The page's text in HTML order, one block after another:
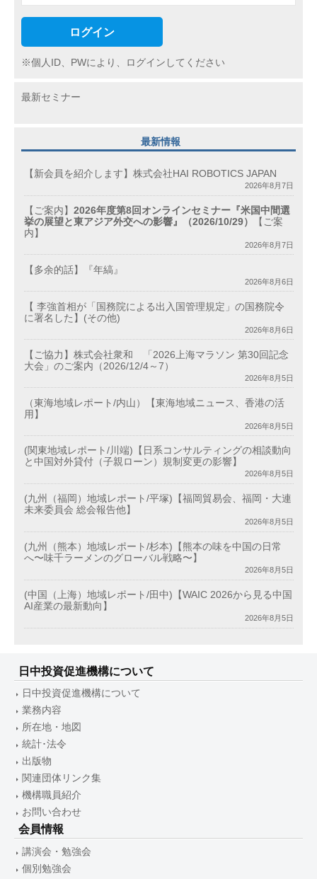
ログイン
※個人ID、PWにより、ログインしてください
最新セミナー
最新情報
【新会員を紹介します】株式会社HAI ROBOTICS JAPAN
2026年8月7日
【ご案内】 2026年度第8回オンラインセミナー『米国中間選
挙の展望と東アジア外交への影響』（2026/10/29）
【ご案
内】
2026年8月7日
【多余的話】『年縞』
2026年8月6日
【 李強首相が「国務院による出入国管理規定」の国務院令
に署名した】(その他)
2026年8月6日
【ご協力】株式会社衆和 「2026上海マラソン 第30回記念
大会」のご案内（2026/12/4～7）
2026年8月5日
（東海地域レポート/内山）【東海地域ニュース、香港の活
用】
2026年8月5日
(関東地域レポート/川端)【日系コンサルティングの相談動向
と中国対外貸付（子親ローン）規制変更の影響】
2026年8月5日
(九州（福岡）地域レポート/平塚)【福岡貿易会、福岡・大連
未来委員会 総会報告他】
2026年8月5日
(九州（熊本）地域レポート/杉本)【熊本の味を中国の日常
へ〜味千ラーメンのグローバル戦略〜】
2026年8月5日
(中国（上海）地域レポート/田中)【WAIC 2026から見る中国
AI産業の最新動向】
2026年8月5日
日中投資促進機構について
日中投資促進機構について
業務内容
所在地・地図
統計･法令
出版物
関連団体リンク集
機構職員紹介
お問い合わせ
会員情報
講演会・勉強会
個別勉強会